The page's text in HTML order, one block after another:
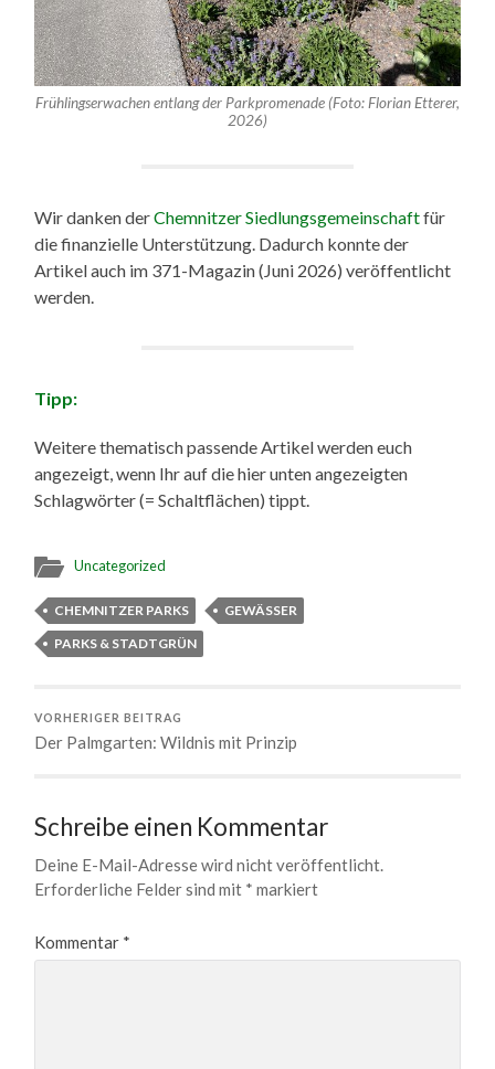
Frühlingserwachen entlang der Parkpromenade (Foto: Florian Etterer,
2026)
Wir danken derChemnitzer Siedlungsgemeinschaftfür
die finanzielle Unterstützung. Dadurch konnte der
Artikel auch im 371-Magazin (Juni 2026) veröffentlicht
werden.
Tipp:
Weitere thematisch passende Artikel werden euch
angezeigt, wenn Ihr auf die hier unten angezeigten
Schlagwörter (= Schaltflächen) tippt.
Uncategorized
CHEMNITZER PARKS
GEWÄSSER
PARKS & STADTGRÜN
VORHERIGER BEITRAG
Der Palmgarten: Wildnis mit Prinzip
Schreibe einen Kommentar
Deine E-Mail-Adresse wird nicht veröffentlicht.
Erforderliche Felder sind mit * markiert
Kommentar *